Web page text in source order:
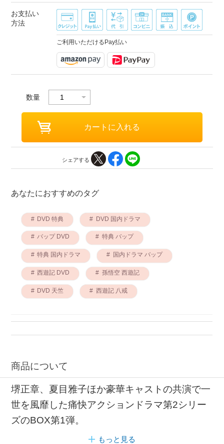
お支払い
方法
ご利用いただけるPay払い
数量
シェアする
あなたにおすすめのタグ
DVD 特典 DVD 国内ドラマ
バップ DVD 特典 バップ
特典 国内ドラマ 国内ドラマ バップ
西遊記 DVD 孫悟空 西遊記
DVD 天竺 西遊記 八戒
商品について
堺正章、夏目雅子ほか豪華キャストの共演で一
世を風靡した痛快アクションドラマ第2シリー
ズのBOX第1弾。
もっと見る